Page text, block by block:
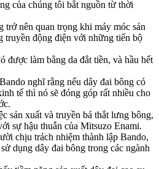
của chúng tôi bắt nguồn từ thời
trở nên quan trọng khi máy móc sản
truyền động điện với những tiến bộ
được làm bằng da đắt tiền, và hầu hết
nghĩ rằng nếu dây đai bông có
tế thì nó sẽ đóng góp rất nhiều cho
sản xuất và truyền bá thắt lưng bông,
sự hậu thuẫn của Mitsuzo Enami.
chịu trách nhiệm thành lập Bando,
dụng dây đai bông trong các ngành